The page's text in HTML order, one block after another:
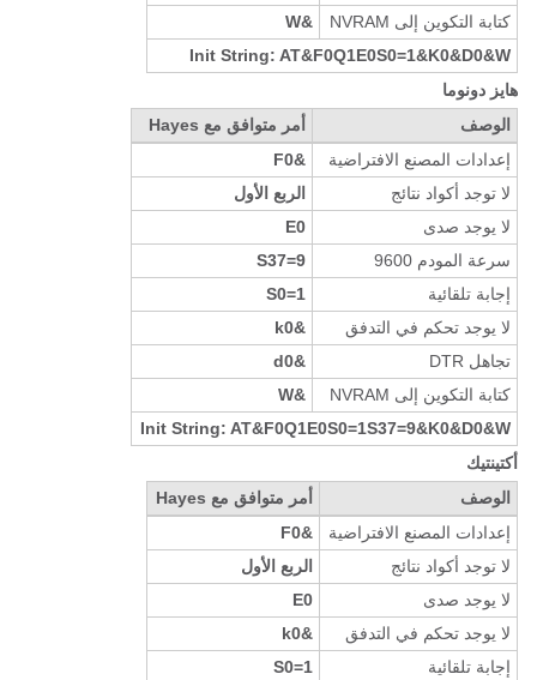
كتابة التكوين إلى NVRAM
&W
Init String: AT&F0Q1E0S0=1&K0&D0&W
هايز دونوما
الوصف
أمر متوافق مع Hayes
إعدادات المصنع الافتراضية
&F0
لا توجد أكواد نتائج
الربع الأول
لا يوجد صدى
E0
سرعة المودم 9600
S37=9
إجابة تلقائية
S0=1
لا يوجد تحكم في التدفق
&k0
تجاهل DTR
&d0
كتابة التكوين إلى NVRAM
&W
Init String: AT&F0Q1E0S0=1S37=9&K0&D0&W
أكتينتيك
الوصف
أمر متوافق مع Hayes
إعدادات المصنع الافتراضية
&F0
لا توجد أكواد نتائج
الربع الأول
لا يوجد صدى
E0
لا يوجد تحكم في التدفق
&k0
إجابة تلقائية
S0=1